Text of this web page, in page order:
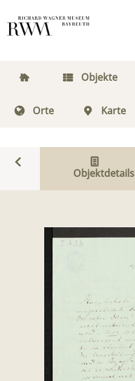
Objekte
Orte Karte
Objektdetails